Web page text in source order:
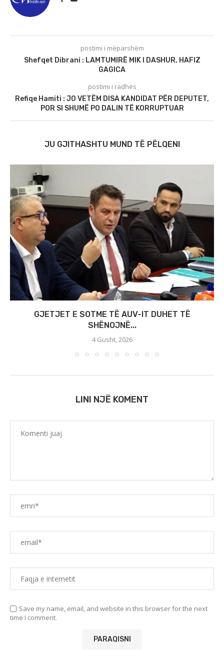
postimi i mëparshëm
Shefqet Dibrani : LAMTUMIRË MIK I DASHUR, HAFIZ
GAGICA
postimi i radhës
Refiqe Hamiti : JO VETËM DISA KANDIDAT PËR DEPUTET,
POR SI SHUMË PO DALIN TË KORRUPTUAR
JU GJITHASHTU MUND TË PËLQENI
GJETJET E SOTME TË AUV-IT DUHET TË
SHËNOJNË...
4 Gusht, 2026
LINI NJË KOMENT
Save my name, email, and website in this browser for the next
time I comment.